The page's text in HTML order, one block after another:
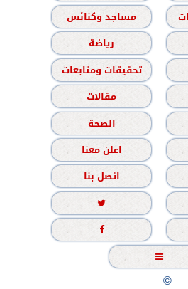
مساجد وكنائس
رياضة
تحقيقات ومتابعات
مقالات
الصحة
اعلن معنا
اتصل بنا



©